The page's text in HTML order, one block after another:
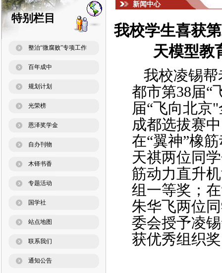
特别栏目
整治“微腐败”专项工作
百年成中
规划计划
光荣榜
恩泽奖学金
自办刊物
木铎书香
专题活动
国学社
站点地图
联系我们
通知公告
新闻中心
我校学生喜获
天模型教
我校凌锡帮
都市第38届“
届“飞向北京
成都选拔赛
在“翼神”橡
天祺两位同
筋动力直升
组一等奖；
朱华飞两位
委会授予凌
获优秀组织